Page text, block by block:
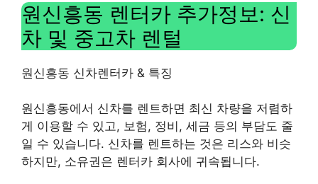
원신흥동 렌터카 추가정보: 신
차 및 중고차 렌털
원신흥동 신차렌터카 & 특징
원신흥동에서 신차를 렌트하면 최신 차량을 저렴하
게 이용할 수 있고, 보험, 정비, 세금 등의 부담도 줄
일 수 있습니다. 신차를 렌트하는 것은 리스와 비슷
하지만, 소유권은 렌터카 회사에 귀속됩니다.